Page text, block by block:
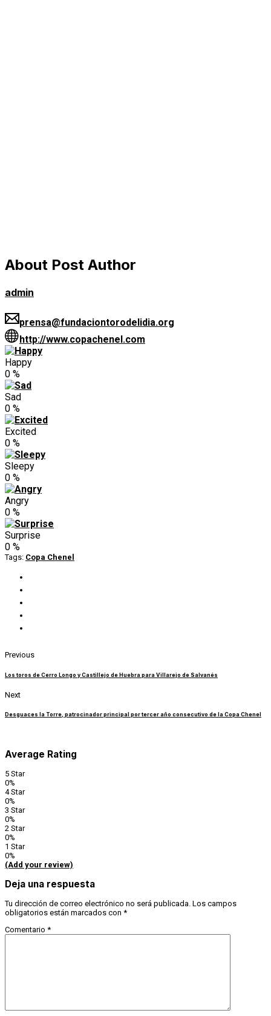
About Post Author
admin
prensa@fundaciontorodelidia.org
http://www.copachenel.com
Happy
0 %
Sad
0 %
Excited
0 %
Sleepy
0 %
Angry
0 %
Surprise
0 %
Tags: Copa Chenel
Previous
Los toros de Cerro Longo y Castillejo de Huebra para Villarejo de Salvanés
Next
Desguaces la Torre, patrocinador principal por tercer año consecutivo de la Copa Chenel
Average Rating
5 Star
0%
4 Star
0%
3 Star
0%
2 Star
0%
1 Star
0%
(Add your review)
Deja una respuesta
Tu dirección de correo electrónico no será publicada. Los campos
obligatorios están marcados con *
Comentario *